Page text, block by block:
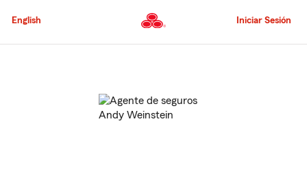
al
principal
English Iniciar Sesión